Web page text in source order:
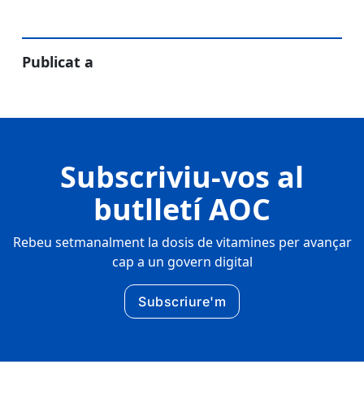
Publicat a
Subscriviu-vos al
butlletí AOC
Rebeu setmanalment la dosis de vitamines per avançar
cap a un govern digital
Subscriure'm